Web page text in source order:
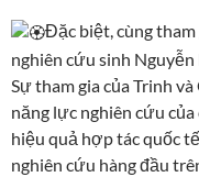
Đặc biệt, cùng
nghiên cứu sinh
Sự tham gia của Trinh
năng lực nghiên cứu
hiệu quả hợp tác quốc
nghiên cứu hàng đầu